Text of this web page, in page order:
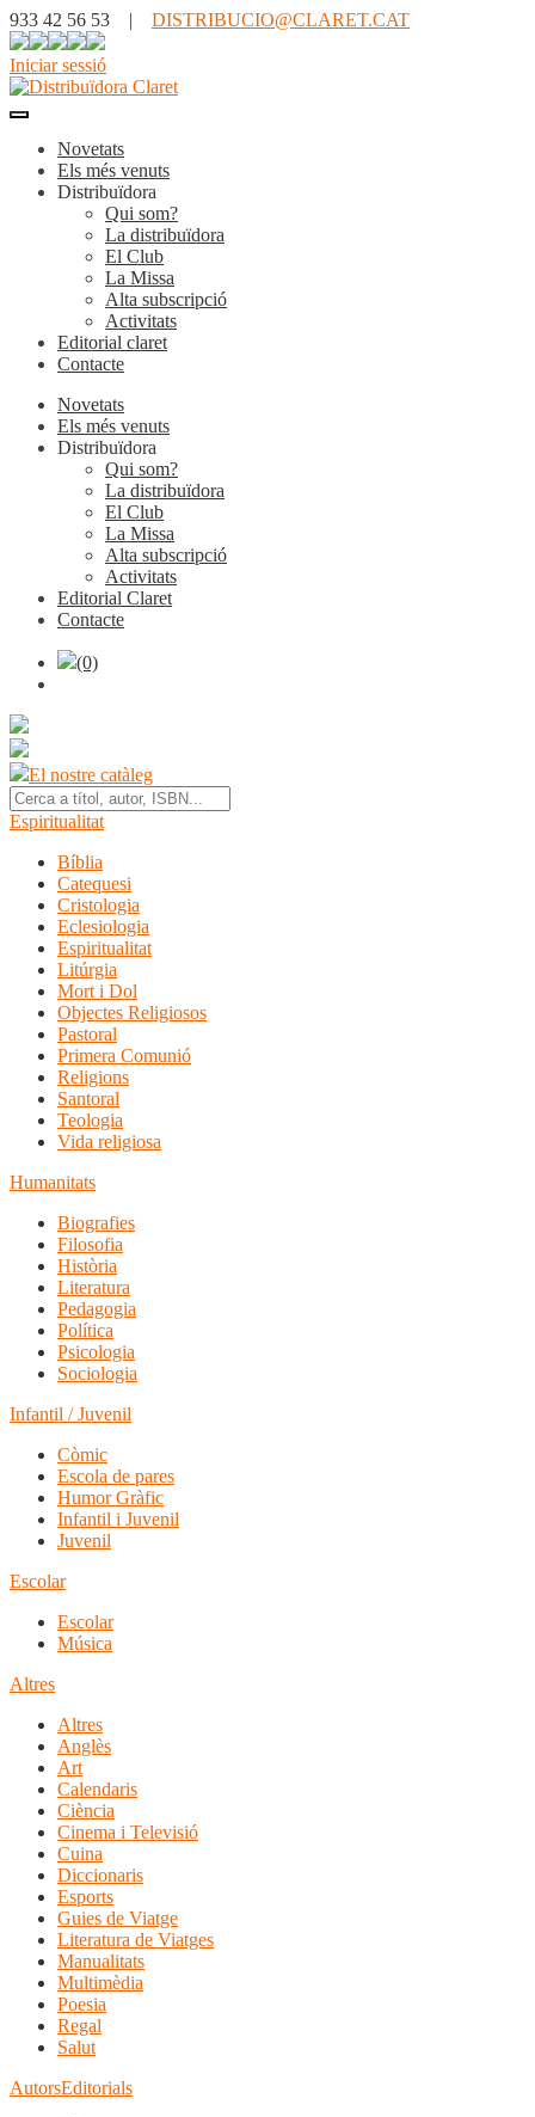
933 42 56 53 | DISTRIBUCIO@CLARET.CAT
Iniciar sessió
Novetats
Els més venuts
Distribuïdora
Qui som?
La distribuïdora
El Club
La Missa
Alta subscripció
Activitats
Editorial claret
Contacte
Novetats
Els més venuts
Distribuïdora
Qui som?
La distribuïdora
El Club
La Missa
Alta subscripció
Activitats
Editorial Claret
Contacte
(0)
El nostre catàleg
Espiritualitat
Bíblia
Catequesi
Cristologia
Eclesiologia
Espiritualitat
Litúrgia
Mort i Dol
Objectes Religiosos
Pastoral
Primera Comunió
Religions
Santoral
Teologia
Vida religiosa
Humanitats
Biografies
Filosofia
Història
Literatura
Pedagogia
Política
Psicologia
Sociologia
Infantil / Juvenil
Còmic
Escola de pares
Humor Gràfic
Infantil i Juvenil
Juvenil
Escolar
Escolar
Música
Altres
Altres
Anglès
Art
Calendaris
Ciència
Cinema i Televisió
Cuina
Diccionaris
Esports
Guies de Viatge
Literatura de Viatges
Manualitats
Multimèdia
Poesia
Regal
Salut
AutorsEditorials